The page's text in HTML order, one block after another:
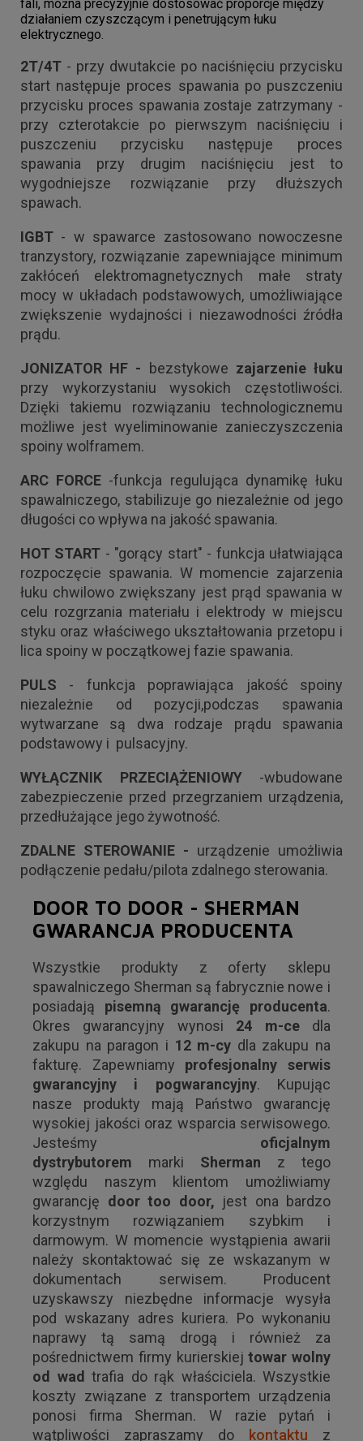
fali, można precyzyjnie dostosować proporcje między
działaniem czyszczącym i penetrującym łuku
elektrycznego.
2T/4T - przy dwutakcie po naciśnięciu przycisku
start następuje proces spawania po puszczeniu
przycisku proces spawania zostaje zatrzymany -
przy czterotakcie po pierwszym naciśnięciu i
puszczeniu przycisku następuje proces
spawania przy drugim naciśnięciu jest to
wygodniejsze rozwiązanie przy dłuższych
spawach.
IGBT - w spawarce zastosowano nowoczesne
tranzystory, rozwiązanie zapewniające minimum
zakłóceń elektromagnetycznych małe straty
mocy w układach podstawowych, umożliwiające
zwiększenie wydajności i niezawodności źródła
prądu.
JONIZATOR HF - bezstykowe zajarzenie łuku
przy wykorzystaniu wysokich częstotliwości.
Dzięki takiemu rozwiązaniu technologicznemu
możliwe jest wyeliminowanie zanieczyszczenia
spoiny wolframem.
ARC FORCE -funkcja regulująca dynamikę łuku
spawalniczego, stabilizuje go niezależnie od jego
długości co wpływa na jakość spawania.
HOT START - "gorący start" - funkcja ułatwiająca
rozpoczęcie spawania. W momencie zajarzenia
łuku chwilowo zwiększany jest prąd spawania w
celu rozgrzania materiału i elektrody w miejscu
styku oraz właściwego ukształtowania przetopu i
lica spoiny w początkowej fazie spawania.
PULS - funkcja poprawiająca jakość spoiny
niezależnie od pozycji,podczas spawania
wytwarzane są dwa rodzaje prądu spawania
podstawowy i pulsacyjny.
WYŁĄCZNIK PRZECIĄŻENIOWY -wbudowane
zabezpieczenie przed przegrzaniem urządzenia,
przedłużające jego żywotność.
ZDALNE STEROWANIE - urządzenie umożliwia
podłączenie pedału/pilota zdalnego sterowania.
DOOR TO DOOR - SHERMAN
GWARANCJA PRODUCENTA
Wszystkie produkty z oferty sklepu
spawalniczego Sherman są fabrycznie nowe i
posiadają pisemną gwarancję producenta.
Okres gwarancyjny wynosi 24 m-cedla
zakupu na paragon i 12 m-cy dla zakupu na
fakturę. Zapewniamy profesjonalny serwis
gwarancyjny i pogwarancyjny. Kupując
nasze produkty mają Państwo gwarancję
wysokiej jakości oraz wsparcia serwisowego.
Jesteśmy oficjalnym
dystrybutorem marki Sherman z tego
względu naszym klientom umożliwiamy
gwarancję door too door, jest ona bardzo
korzystnym rozwiązaniem szybkim i
darmowym. W momencie wystąpienia awarii
należy skontaktować się ze wskazanym w
dokumentach serwisem. Producent
uzyskawszy niezbędne informacje wysyła
pod wskazany adres kuriera. Po wykonaniu
naprawy tą samą drogą i również za
pośrednictwem firmy kurierskiejtowar wolny
od wad trafia do rąk właściciela. Wszystkie
koszty związane z transportem urządzenia
ponosi firma Sherman. W razie pytań i
wątpliwości zapraszamy do
kontaktu z